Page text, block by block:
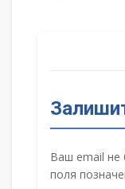
Ваш email не
поля